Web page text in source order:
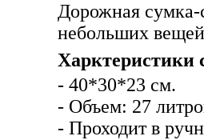
Дорожная
небольших
Харктеристики
- 40*30*23 см.
- Объем: 27
- Проходит в